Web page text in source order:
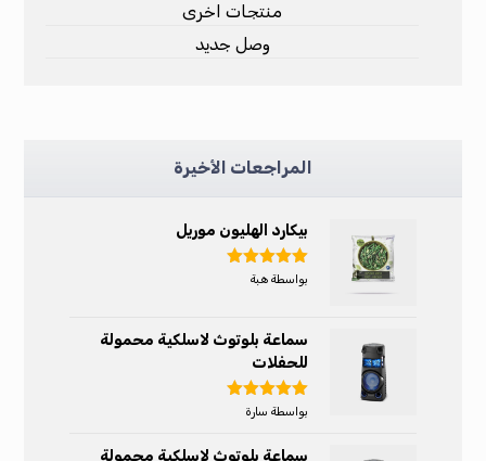
منتجات اخرى
وصل جديد
المراجعات الأخيرة
بيكارد الهليون موريل
تم التقييم
بواسطة هبة
سماعة بلوتوث لاسلكية محمولة
للحفلات
تم التقييم
بواسطة سارة
سماعة بلوتوث لاسلكية محمولة